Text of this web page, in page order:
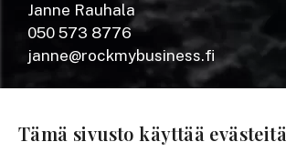
Janne Rauhala
050 573 8776
janne@rockmybusiness.fi
Tämä sivusto käyttää evästeitä